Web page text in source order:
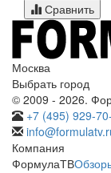
Сравнить
Москва
Выбрать город
© 2009 - 2026.
+7 (495) 929-
Компания
ФормулаТВ